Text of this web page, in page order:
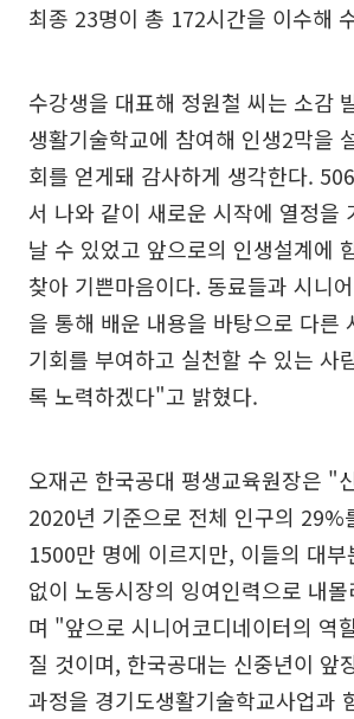
최종 23명이 총 172시간을 이수해
수강생을 대표해 정원철 씨는 소감
생활기술학교에 참여해 인생2막을
회를 얻게돼 감사하게 생각한다.
서 나와 같이 새로운 시작에 열정을
날 수 있었고 앞으로의 인생설계에
찾아 기쁜마음이다. 동료들과 시니
을 통해 배운 내용을 바탕으로 다른
기회를 부여하고 실천할 수 있는 사
록 노력하겠다"고 밝혔다.
오재곤 한국공대 평생교육원장은 "
2020년 기준으로 전체 인구의 29%
1500만 명에 이르지만, 이들의 대부
없이 노동시장의 잉여인력으로 내
며 "앞으로 시니어코디네이터의 역
질 것이며, 한국공대는 신중년이 앞
과정을 경기도생활기술학교사업과